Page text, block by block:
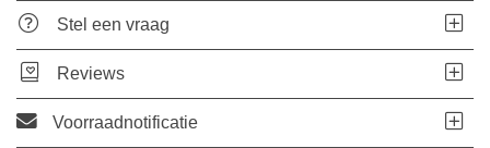
Stel een vraag
Reviews
Voorraadnotificatie